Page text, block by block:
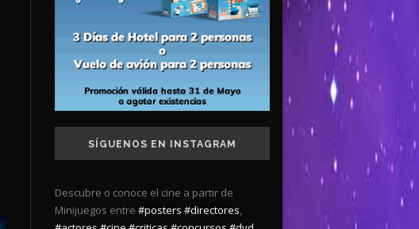
SÍGUENOS EN INSTAGRAM
Descubre o conoce el cine a partir de
Minijuegos entre #posters #directores,